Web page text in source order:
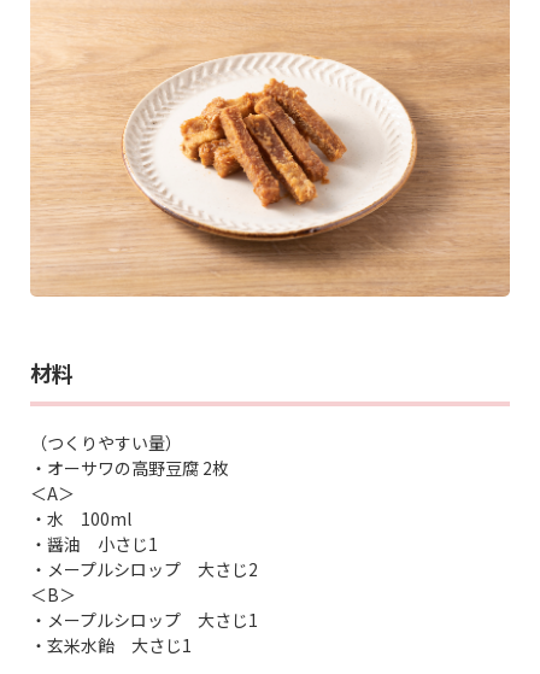
材料
（つくりやすい量）
・オーサワの高野豆腐 2枚
＜A＞
・水 100ml
・醤油 小さじ1
・メープルシロップ 大さじ2
＜B＞
・メープルシロップ 大さじ1
・玄米水飴 大さじ1